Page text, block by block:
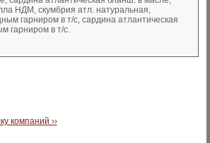
НДМ, скумбрия атл. натуральная,
гарниром в т/с, сардина атлантическая
гарниром в т/с.
компаний ››